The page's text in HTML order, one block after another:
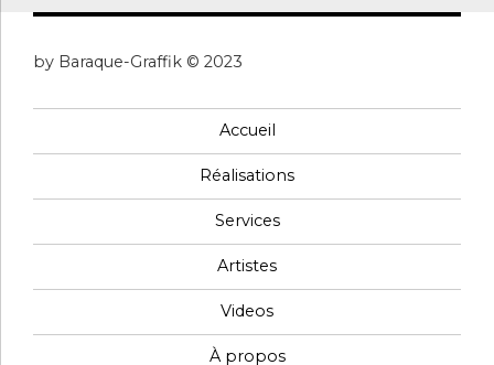
by Baraque-Graffik © 2023
Accueil
Réalisations
Services
Artistes
Videos
À propos